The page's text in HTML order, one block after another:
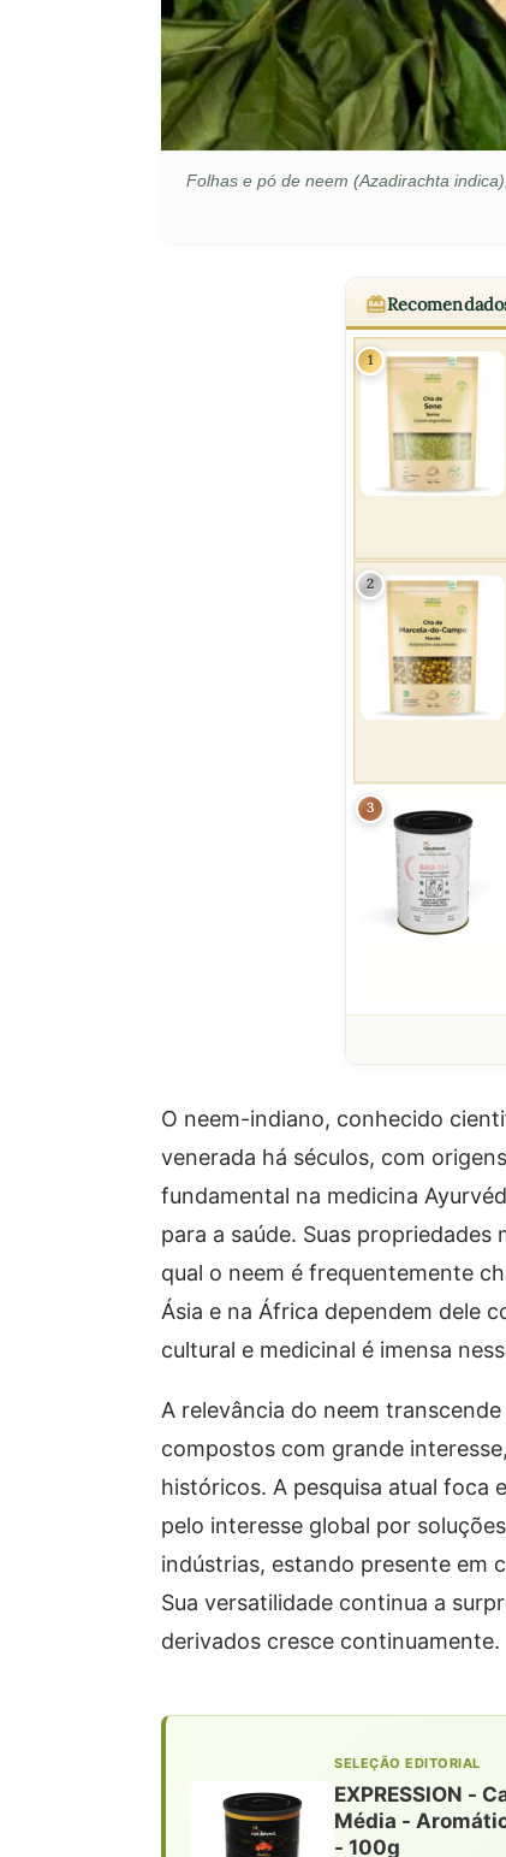
Folhas e pó de neem (Azadirachta
1
2
3
O neem-indiano, conhecido
venerada há séculos, com
fundamental na medicina
para a saúde. Suas
qual o neem é frequentemente
Ásia e na África dependem dele
cultural e medicinal é imensa
A relevância do neem
compostos com grande
históricos. A pesquisa atual foca
pelo interesse global por
indústrias, estando presente em
Sua versatilidade continua a
derivados cresce continuamente.
SELEÇÃO EDITORIAL
EXPRESSION -
Média -
- 100g